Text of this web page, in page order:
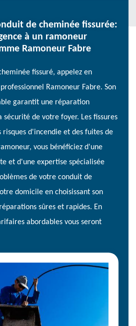
de cheminée fissurée:
à un ramoneur
Ramoneur Fabre
fissuré, appelez en
Ramoneur Fabre. Son
garantit une réparation
de votre foyer. Les fissures
d'incendie et des fuites de
vous bénéficiez d'une
et d'une expertise spécialisée
de votre conduit de
domicile en choisissant son
sûres et rapides. En
abordables vous seront